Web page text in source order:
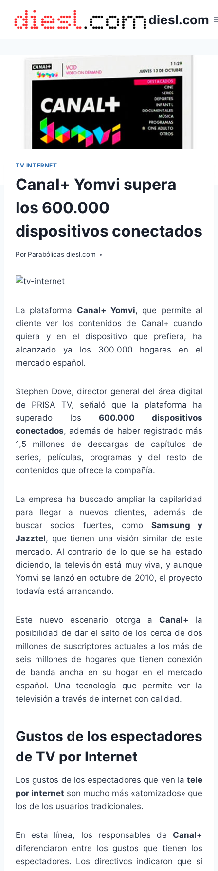
contenido
diesl.com
TV INTERNET
Canal+ Yomvi supera
los 600.000
dispositivos conectados
Por Parabólicas diesl.com
La plataforma Canal+ Yomvi, que permite al
cliente ver los contenidos de Canal+ cuando
quiera y en el dispositivo que prefiera, ha
alcanzado ya los 300.000 hogares en el
mercado español.
Stephen Dove, director general del área digital
de PRISA TV, señaló que la plataforma ha
superado los 600.000 dispositivos
conectados, además de haber registrado más
1,5 millones de descargas de capítulos de
series, películas, programas y del resto de
contenidos que ofrece la compañía.
La empresa ha buscado ampliar la capilaridad
para llegar a nuevos clientes, además de
buscar socios fuertes, como Samsung y
Jazztel, que tienen una visión similar de este
mercado. Al contrario de lo que se ha estado
diciendo, la televisión está muy viva, y aunque
Yomvi se lanzó en octubre de 2010, el proyecto
todavía está arrancando.
Este nuevo escenario otorga a Canal+ la
posibilidad de dar el salto de los cerca de dos
millones de suscriptores actuales a los más de
seis millones de hogares que tienen conexión
de banda ancha en su hogar en el mercado
español. Una tecnología que permite ver la
televisión a través de internet con calidad.
Gustos de los espectadores
de TV por Internet
Los gustos de los espectadores que ven la tele
por internet son mucho más «atomizados» que
los de los usuarios tradicionales.
En esta línea, los responsables de Canal+
diferenciaron entre los gustos que tienen los
espectadores. Los directivos indicaron que si